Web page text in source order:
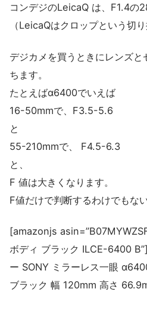
コンデジのLeicaQ は、F1.4の
（LeicaQはクロップという切
デジカメを買うときにレンズ
ちます。
たとえばα6400でいえば
16-50mmで、F3.5-5.6
と
55-210mmで、 F4.5-6.3
と、
F 値は大きくなります。
F値だけで判断するわけでもな
[amazonjs
ボディ ブラック ILCE-6400
ー SONY ミラーレス一眼
ブラック 幅 120mm 高さ